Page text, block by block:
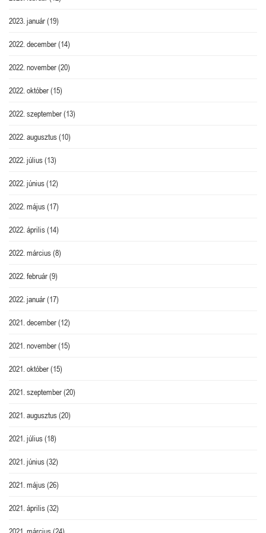
2023. január(19)
2022. december(14)
2022. november(20)
2022. október(15)
2022. szeptember(13)
2022. augusztus(10)
2022. július(13)
2022. június(12)
2022. május(17)
2022. április(14)
2022. március(8)
2022. február(9)
2022. január(17)
2021. december(12)
2021. november(15)
2021. október(15)
2021. szeptember(20)
2021. augusztus(20)
2021. július(18)
2021. június(32)
2021. május(26)
2021. április(32)
2021. március(24)